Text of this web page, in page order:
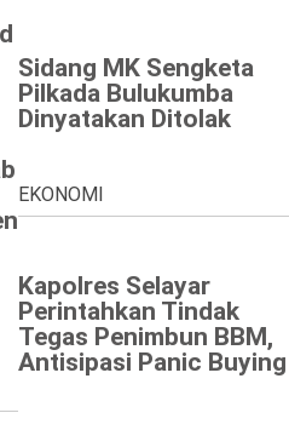
Sidang MK Sengketa
Pilkada Bulukumba
Dinyatakan Ditolak
EKONOMI
Kapolres Selayar
Perintahkan Tindak
Tegas Penimbun BBM,
Antisipasi Panic Buying